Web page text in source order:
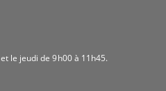
le jeudi de 9h00 à 11h45.